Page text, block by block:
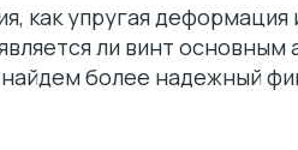
как упругая
ли винт
более надежный